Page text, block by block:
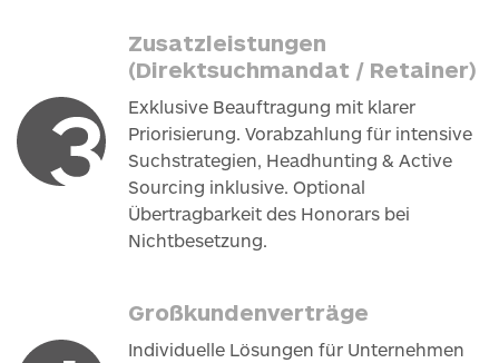
Zusatzleistungen
(Direktsuchmandat / Retainer)
Exklusive Beauftragung mit klarer
Priorisierung. Vorabzahlung für intensive
Suchstrategien, Headhunting & Active
Sourcing inklusive. Optional
Übertragbarkeit des Honorars bei
Nichtbesetzung.
Großkundenverträge
Individuelle Lösungen für Unternehmen